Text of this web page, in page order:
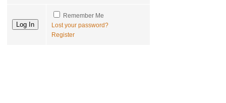
Remember Me
Lost your password?
Register